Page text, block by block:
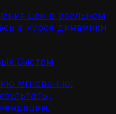
цен в реальном
в курсе динамики
Систем
мгновенно: